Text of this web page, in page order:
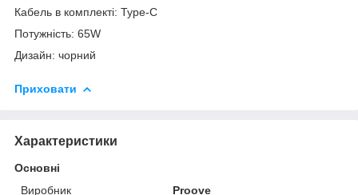
Кабель в комплекті: Type-C
Потужність: 65W
Дизайн: чорний
Приховати
Характеристики
Основні
Виробник
Proove